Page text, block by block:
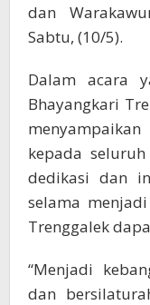
dan
Sabtu, (10/5).
Dalam acara
Bhayangkari
kepada
dedikasi dan
selama
Trenggalek
“Menjadi
dan